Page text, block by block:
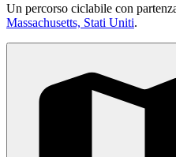
Un percorso ciclabile con
Massachusetts, Stati Uniti.